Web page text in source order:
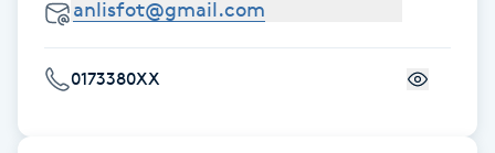
Fotsvamp
Fotvård
Fransar
0173380XX